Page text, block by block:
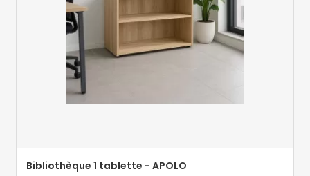
Bibliothèque 1 tablette - APOLO